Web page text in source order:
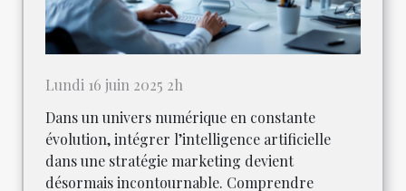
Lundi 16 juin 2025 2h
Dans un univers numérique en constante
évolution, intégrer l’intelligence artificielle
dans une stratégie marketing devient
désormais incontournable. Comprendre